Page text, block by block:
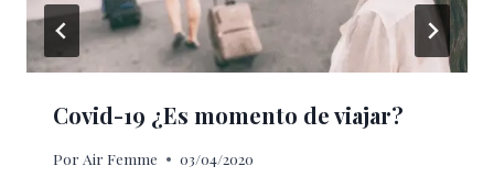
Covid-19 ¿Es momento de viajar?
Por Air Femme 03/04/2020